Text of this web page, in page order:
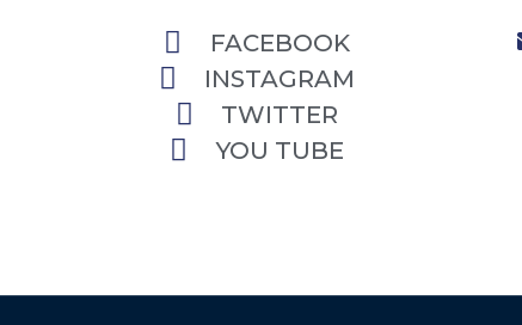
FACEBOOK
INSTAGRAM
TWITTER
YOU TUBE